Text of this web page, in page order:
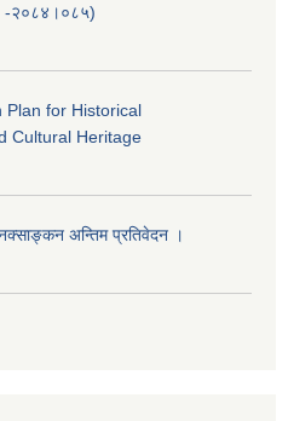
-२०८४।०८५)
Plan for Historical
Cultural Heritage
नक्साङ्कन अन्तिम प्रतिवेदन ।